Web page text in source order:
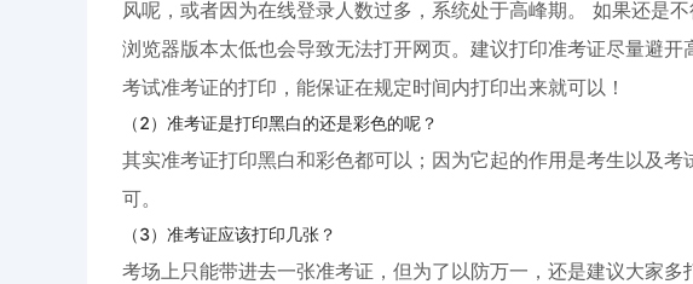
风呢，或者因为在线登录人数过多，系统处于高峰期。 如果还是
浏览器版本太低也会导致无法打开网页。建议打印准考证尽量避
考试准考证的打印，能保证在规定时间内打印出来就可以！
（2）准考证是打印黑白的还是彩色的呢？
其实准考证打印黑白和彩色都可以；因为它起的作用是考生以及
可。
（3）准考证应该打印几张？
考场上只能带进去一张准考证，但为了以防万一，还是建议大家多